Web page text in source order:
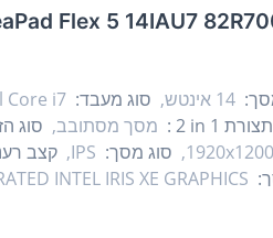
14‏ אינטש, סוג מעבד: Core i7,
תצורת ‎ 2 in 1: מסך מסתובב, סוג
1920x1200, סוג מסך: IPS, קצב
INTEL IRIS XE GRAPHICS